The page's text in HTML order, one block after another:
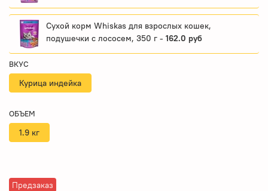
Предзаказ
Сухой корм Whiskas для взрослых кошек,
подушечки с лососем, 350 г - 162.0 руб
ВКУС
Курица индейка
ОБЪЕМ
1.9 кг